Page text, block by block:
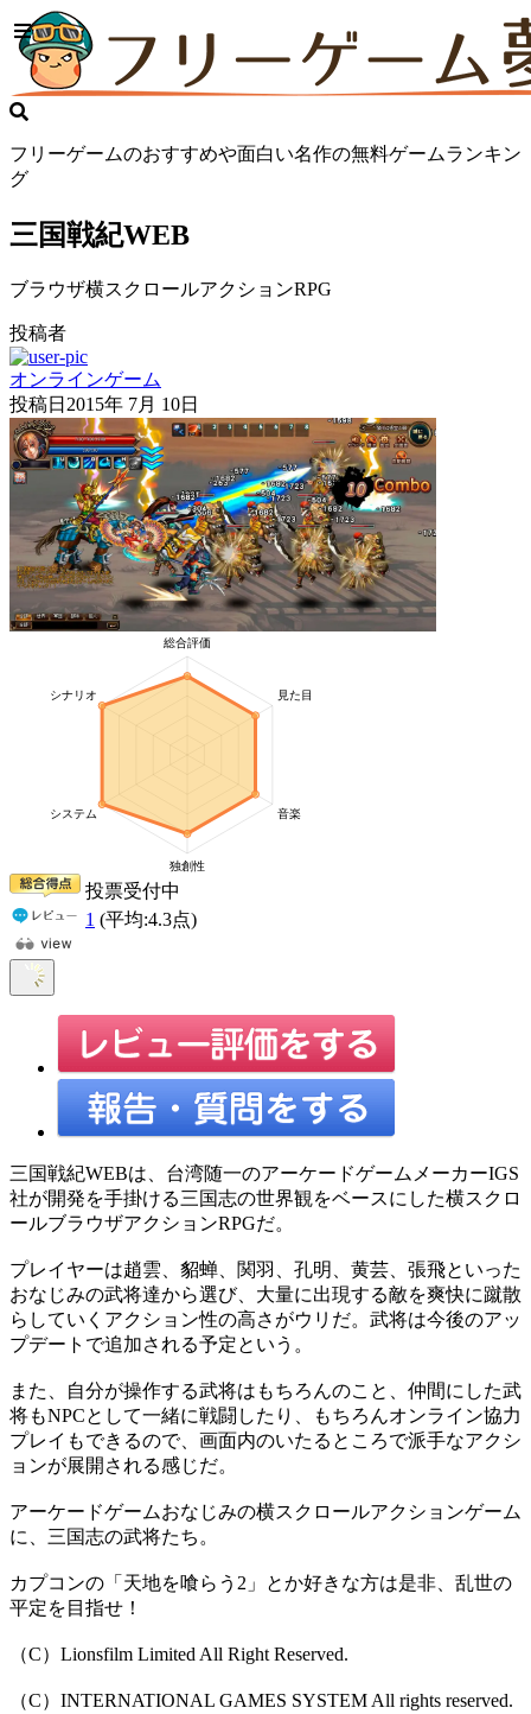
フリーゲームのおすすめや面白い名作の無料ゲームランキン
グ
三国戦紀WEB
ブラウザ横スクロールアクションRPG
投稿者
オンラインゲーム
投稿日 2015年 7月 10日
投票受付中
1 (平均:4.3点)
三国戦紀WEBは、台湾随一のアーケードゲームメーカーIGS
社が開発を手掛ける三国志の世界観をベースにした横スクロ
ールブラウザアクションRPGだ。
プレイヤーは趙雲、貂蝉、関羽、孔明、黄芸、張飛といった
おなじみの武将達から選び、大量に出現する敵を爽快に蹴散
らしていくアクション性の高さがウリだ。武将は今後のアッ
プデートで追加される予定という。
また、自分が操作する武将はもちろんのこと、仲間にした武
将もNPCとして一緒に戦闘したり、もちろんオンライン協力
プレイもできるので、画面内のいたるところで派手なアクシ
ョンが展開される感じだ。
アーケードゲームおなじみの横スクロールアクションゲーム
に、三国志の武将たち。
カプコンの「天地を喰らう2」とか好きな方は是非、乱世の
平定を目指せ！
（C）Lionsfilm Limited All Right Reserved.
（C）INTERNATIONAL GAMES SYSTEM All rights reserved.